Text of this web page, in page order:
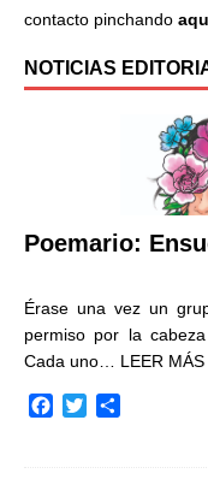
contacto pinchando
NOTICIAS
Poemario:
Érase una vez un
permiso por la
Cada uno… LEER MÁS